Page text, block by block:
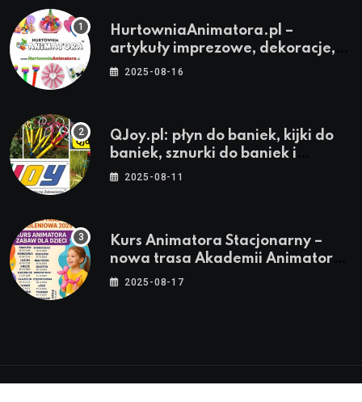
HurtowniaAnimatora.pl –
artykuły imprezowe, dekoracje,
stroje i akcesoria dla animatorów
2025-08-16
QJoy.pl: płyn do baniek, kijki do
baniek, sznurki do baniek i
zestawy do baniek
2025-08-11
Kurs Animatora Stacjonarny –
nowa trasa Akademii Animatora
– jesień 2025
2025-08-17